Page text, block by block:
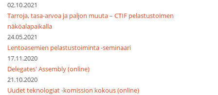
02.10.2021
Tarroja, tasa-arvoa ja paljon muuta – CTIF pelastustoimen
näköalapaikalla
24.05.2021
Lentoasemien pelastustoiminta -seminaari
17.11.2020
Delegates' Assembly (online)
21.10.2020
Uudet teknologiat -komission kokous (online)